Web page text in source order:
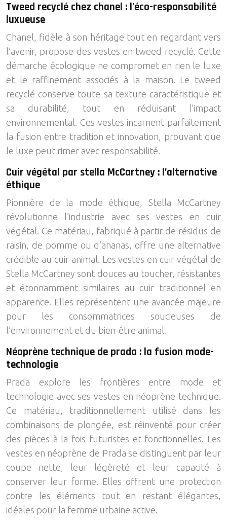
Tweed recyclé chez chanel : l’éco-responsabilité
luxueuse
Chanel, fidèle à son héritage tout en regardant vers
l’avenir, propose des vestes en tweed recyclé. Cette
démarche écologique ne compromet en rien le luxe
et le raffinement associés à la maison. Le tweed
recyclé conserve toute sa texture caractéristique et
sa durabilité, tout en réduisant l’impact
environnemental. Ces vestes incarnent parfaitement
la fusion entre tradition et innovation, prouvant que
le luxe peut rimer avec responsabilité.
Cuir végétal par stella McCartney : l’alternative
éthique
Pionnière de la mode éthique, Stella McCartney
révolutionne l’industrie avec ses vestes en cuir
végétal. Ce matériau, fabriqué à partir de résidus de
raisin, de pomme ou d’ananas, offre une alternative
crédible au cuir animal. Les vestes en cuir végétal de
Stella McCartney sont douces au toucher, résistantes
et étonnamment similaires au cuir traditionnel en
apparence. Elles représentent une avancée majeure
pour les consommatrices soucieuses de
l’environnement et du bien-être animal.
Néoprène technique de prada : la fusion mode-
technologie
Prada explore les frontières entre mode et
technologie avec ses vestes en néoprène technique.
Ce matériau, traditionnellement utilisé dans les
combinaisons de plongée, est réinventé pour créer
des pièces à la fois futuristes et fonctionnelles. Les
vestes en néoprène de Prada se distinguent par leur
coupe nette, leur légèreté et leur capacité à
conserver leur forme. Elles offrent une protection
contre les éléments tout en restant élégantes,
idéales pour la femme urbaine active.